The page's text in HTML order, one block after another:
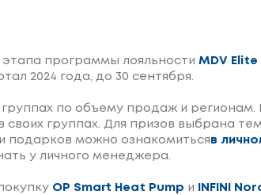
программы лояльности MDV Elite
2024 года, до 30 сентября.
группах по объему продаж и
своих группах. Для призов выбрана
подарков можно ознакомитьсяв
у личного менеджера.
OP Smart Heat Pump и INFINI